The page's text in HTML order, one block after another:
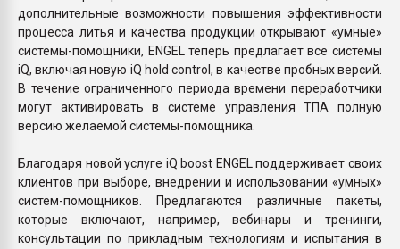
дополнительные возможности повышения эффективности
процесса литья и качества продукции открывают «умные»
системы-помощники, ЕNGEL теперь предлагает все системы
iQ, включая новую iQ hold control, в качестве пробных версий.
В течение ограниченного периода времени переработчики
могут активировать в системе управления ТПА полную
версию желаемой системы-помощника.
Благодаря новой услуге iQ boost ЕNGEL поддерживает своих
клиентов при выборе, внедрении и использовании «умных»
систем-помощников. Предлагаются различные пакеты,
которые включают, например, вебинары и тренинги,
консультации по прикладным технологиям и испытания в